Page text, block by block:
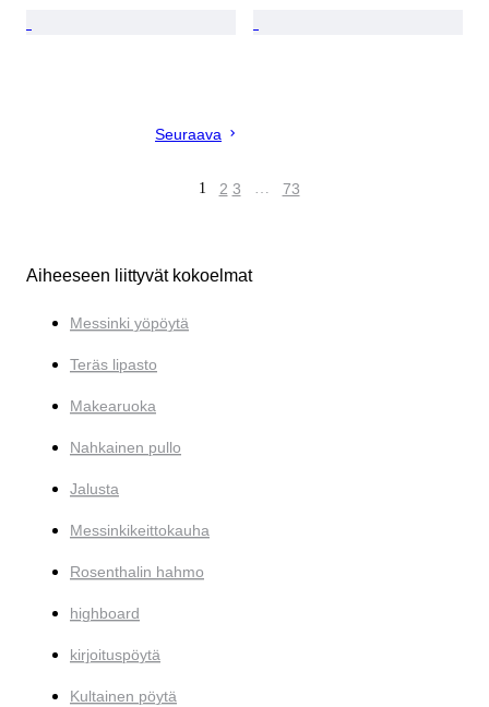
Seuraava
1 2 3 … 73
Aiheeseen liittyvät kokoelmat
Messinki yöpöytä
Teräs lipasto
Makearuoka
Nahkainen pullo
Jalusta
Messinkikeittokauha
Rosenthalin hahmo
highboard
kirjoituspöytä
Kultainen pöytä